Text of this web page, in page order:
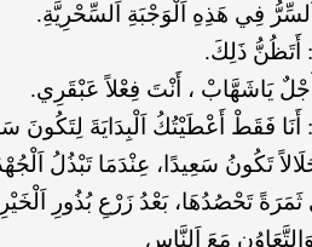
فِي هَذِهِ اَلْوَجْبَةِ اَلسِّحْرِيَّةِ.
ذَلِكَ.
يَاشَهَّابْ ، أَنْتَ فِعْلاً عَبْقَرِي.
فَقَطْ أَعْطَيْتُكُ اَلْبِدَايَةَ لِتَكُونَ
تَكُونُ سَعِيدًا، عِنْدَمَا تَبْذُلُ
تَحْصُدُهَا، بَعْدُ زَرْعِ بُذُورِ
مَعَ اَلنَّاسِ